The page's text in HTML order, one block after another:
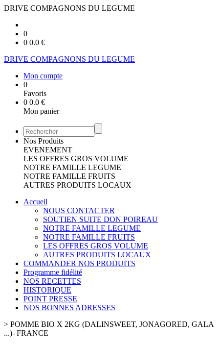
DRIVE COMPAGNONS DU LEGUME
0
0 0.0 €
DRIVE COMPAGNONS DU LEGUME
Mon compte
0
Favoris
0 0.0 €
Mon panier
Nos Produits
EVENEMENT
LES OFFRES GROS VOLUME
NOTRE FAMILLE LEGUME
NOTRE FAMILLE FRUITS
AUTRES PRODUITS LOCAUX
Accueil
NOUS CONTACTER
SOUTIEN SUITE DON POIREAU
NOTRE FAMILLE LEGUME
NOTRE FAMILLE FRUITS
LES OFFRES GROS VOLUME
AUTRES PRODUITS LOCAUX
COMMANDER NOS PRODUITS
Programme fidélité
NOS RECETTES
HISTORIQUE
POINT PRESSE
NOS BONNES ADRESSES
> POMME BIO X 2KG (DALINSWEET, JONAGORED, GALA
...)- FRANCE